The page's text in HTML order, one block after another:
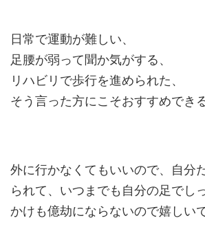
日常で運動が難しい、
足腰が弱って聞か気がする、
リハビリで歩行を進められた、
そう言った方にこそおすすめでき
外に行かなくてもいいので、自分
られて、いつまでも自分の足でし
かけも億劫にならないので嬉しい